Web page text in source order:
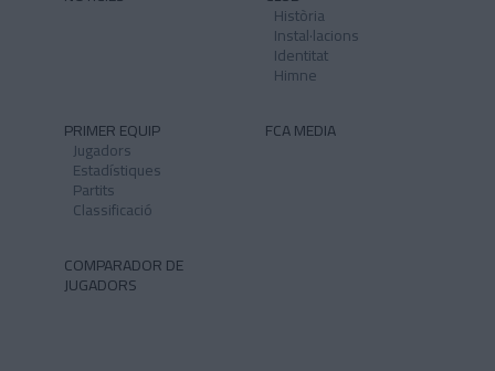
Història
Instal·lacions
Identitat
Himne
PRIMER EQUIP
Jugadors
Estadístiques
Partits
Classificació
FCA MEDIA
COMPARADOR DE
JUGADORS